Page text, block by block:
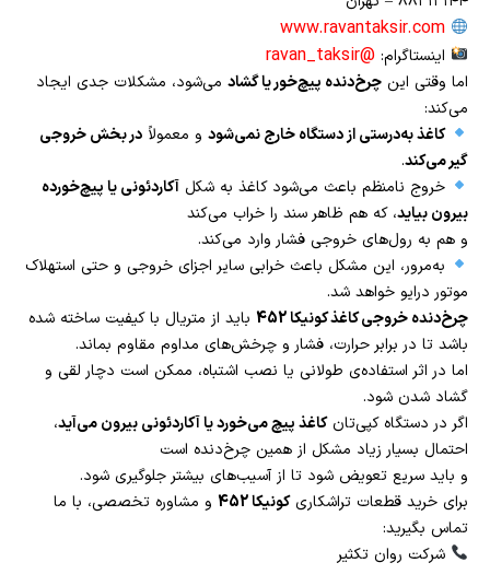
www.ravantaksir.com
اینستاگرام: @ravan_taksir
اما وقتی این چرخ‌دنده پیچ‌خور یا گشاد می‌شود، مشکلات جدی ایجاد
می‌کند:
کاغذ به‌درستی از دستگاه خارج نمی‌شودو معمولاً در بخش خروجی
گیر می‌کند.
خروج نامنظم باعث می‌شود کاغذ به شکل آکاردئونی یا پیچ‌خورده
بیرون بیاید، که هم ظاهر سند را خراب می‌کند
و هم به رول‌های خروجی فشار وارد می‌کند.
به‌مرور، این مشکل باعث خرابی سایر اجزای خروجی و حتی استهلاک
موتور درایو خواهد شد.
چرخ‌دنده خروجی کاغذ کونیکا 452
باید از متریال با کیفیت ساخته شده
باشد تا در برابر حرارت، فشار و چرخش‌های مداوم مقاوم بماند.
اما در اثر استفاده‌ی طولانی یا نصب اشتباه، ممکن است دچار لقی و
گشاد شدن شود.
اگر در دستگاه کپی‌تانکاغذ پیچ می‌خورد یا آکاردئونی بیرون می‌آید،
احتمال بسیار زیاد مشکل از همین چرخ‌دنده است
و باید سریع تعویض شود تا از آسیب‌های بیشتر جلوگیری شود.
برای خرید قطعات تراشکاریکونیکا 452
و مشاوره تخصصی، با ما
تماس بگیرید:
شرکت روان تکثیر